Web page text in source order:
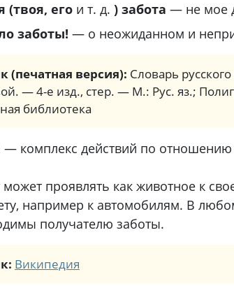
(твоя, его и т. д. ) забота — не мое
заботы! — о неожиданном и
(печатная версия): Словарь
— 4-е изд., стер. — М.: Рус. яз.;
библиотека
— комплекс действий по
может проявлять как животное к
например к автомобилям. В
получателю заботы.
Википедия